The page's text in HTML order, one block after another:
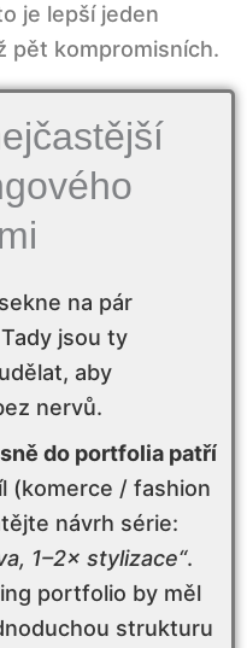
je lepší jeden
pět kompromisních.
na pár
jsou ty
aby
nervů.
do portfolia patří
(komerce / fashion
návrh série:
1–2× stylizace“.
portfolio by měl
strukturu
začněte
vám sedí styl a
sedí styl a
které funguje?
focení je často
prostředí